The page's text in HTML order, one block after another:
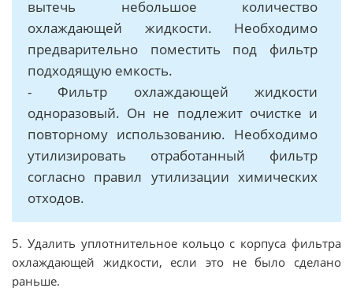
вытечь небольшое количество
охлаждающей жидкости. Необходимо
предварительно поместить под фильтр
подходящую емкость.
- Фильтр охлаждающей жидкости
одноразовый. Он не подлежит очистке и
повторному использованию. Необходимо
утилизировать отработанный фильтр
согласно правил утилизации химических
отходов.
5. Удалить уплотнительное кольцо с корпуса фильтра
охлаждающей жидкости, если это не было сделано
раньше.